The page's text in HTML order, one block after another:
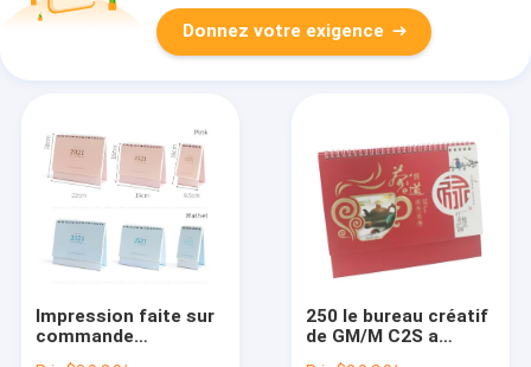
Donnez votre exigence
Impression faite sur
commande
250 le bureau créatif
de GM/M C2S a